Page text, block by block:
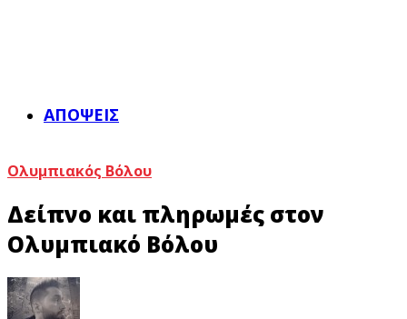
ΑΠΌΨΕΙΣ
Ολυμπιακός Βόλου
Δείπνο και πληρωμές στον
Ολυμπιακό Βόλου